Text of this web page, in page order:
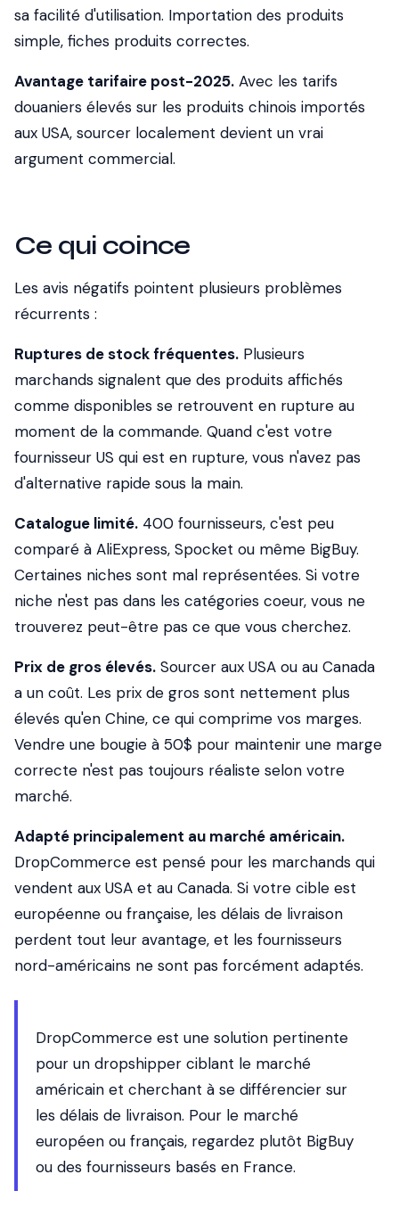
sa facilité d'utilisation. Importation des produits
simple, fiches produits correctes.
Avantage tarifaire post-2025. Avec les tarifs
douaniers élevés sur les produits chinois importés
aux USA, sourcer localement devient un vrai
argument commercial.
Ce qui coince
Les avis négatifs pointent plusieurs problèmes
récurrents :
Ruptures de stock fréquentes. Plusieurs
marchands signalent que des produits affichés
comme disponibles se retrouvent en rupture au
moment de la commande. Quand c'est votre
fournisseur US qui est en rupture, vous n'avez pas
d'alternative rapide sous la main.
Catalogue limité. 400 fournisseurs, c'est peu
comparé à AliExpress, Spocket ou même BigBuy.
Certaines niches sont mal représentées. Si votre
niche n'est pas dans les catégories coeur, vous ne
trouverez peut-être pas ce que vous cherchez.
Prix de gros élevés. Sourcer aux USA ou au Canada
a un coût. Les prix de gros sont nettement plus
élevés qu'en Chine, ce qui comprime vos marges.
Vendre une bougie à 50$ pour maintenir une marge
correcte n'est pas toujours réaliste selon votre
marché.
Adapté principalement au marché américain.
DropCommerce est pensé pour les marchands qui
vendent aux USA et au Canada. Si votre cible est
européenne ou française, les délais de livraison
perdent tout leur avantage, et les fournisseurs
nord-américains ne sont pas forcément adaptés.
DropCommerce est une solution pertinente
pour un dropshipper ciblant le marché
américain et cherchant à se différencier sur
les délais de livraison. Pour le marché
européen ou français, regardez plutôt BigBuy
ou des fournisseurs basés en France.